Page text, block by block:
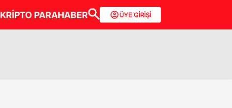
KRİPTO PARAHABER ÜYE GİRİŞİ